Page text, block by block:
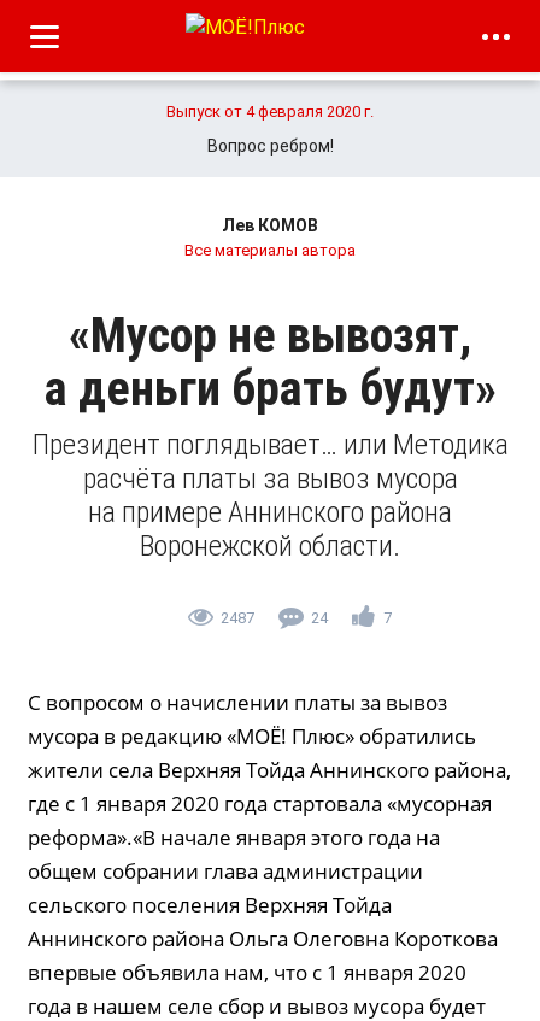
Выпуск от 4 февраля 2020 г.
Вопрос ребром!
Лев КОМОВ
Все материалы автора
«Мусор не вывозят,
а деньги брать будут»
Президент поглядывает… или Методика
расчёта платы за вывоз мусора
на примере Аннинского района
Воронежской области.
2487 24 7
С вопросом о начислении платы за вывоз
мусора в редакцию «МОЁ! Плюс» обратились
жители села Верхняя Тойда Аннинского района,
где с 1 января 2020 года стартовала «мусорная
реформа».«В начале января этого года на
общем собрании глава администрации
сельского поселения Верхняя Тойда
Аннинского района Ольга Олеговна Короткова
впервые объявила нам, что с 1 января 2020
года в нашем селе сбор и вывоз мусора будет